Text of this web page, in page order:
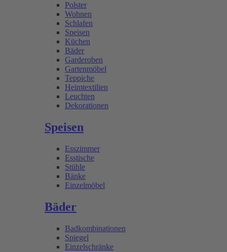
Polster
Wohnen
Schlafen
Speisen
Küchen
Bäder
Garderoben
Gartenmöbel
Teppiche
Heimtextilien
Leuchten
Dekorationen
Speisen
Esszimmer
Esstische
Stühle
Bänke
Einzelmöbel
Bäder
Badkombinationen
Spiegel
Einzelschränke